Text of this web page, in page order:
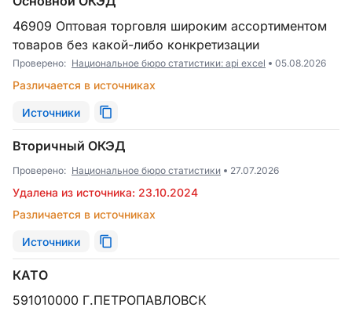
46909 Оптовая торговля широким ассортиментом
товаров без какой-либо конкретизации
Проверено: Национальное бюро статистики: api excel 05.08.2026
Различается в источниках
Источники
Вторичный ОКЭД
Проверено: Национальное бюро статистики 27.07.2026
Удалена из источника: 23.10.2024
Различается в источниках
Источники
КАТО
591010000 Г.ПЕТРОПАВЛОВСК